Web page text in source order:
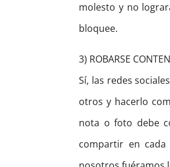
molesto y no
bloquee.
3) ROBARSE
Sí, las redes
otros y hacerlo
nota o foto debe
compartir en